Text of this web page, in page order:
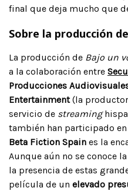
final que deja mucho que
Sobre la producción de
La producción de Bajo un
a la colaboración entre
Producciones
Entertainment(la
servicio de streaming
también han participado
Beta Fiction Spain es la
Aunque aún no se conoce
la presencia de estas
película de un elevado